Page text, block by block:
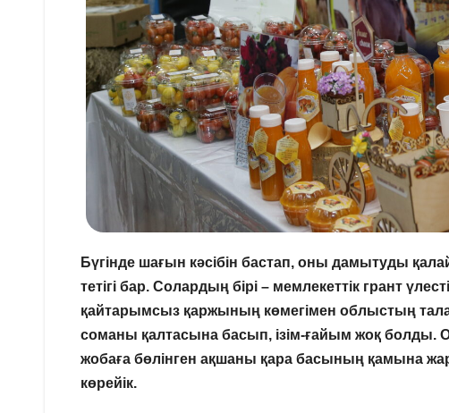
Бүгінде шағын кәсібін бастап, оны дамытуды
тетігі бар. Солардың бірі – мемлекеттік грант
қайтарымсыз қаржының көмегімен облыстың
соманы қалтасына басып, ізім-ғайым жоқ болды.
жобаға бөлінген ақшаны қара басының қамына
көрейік.